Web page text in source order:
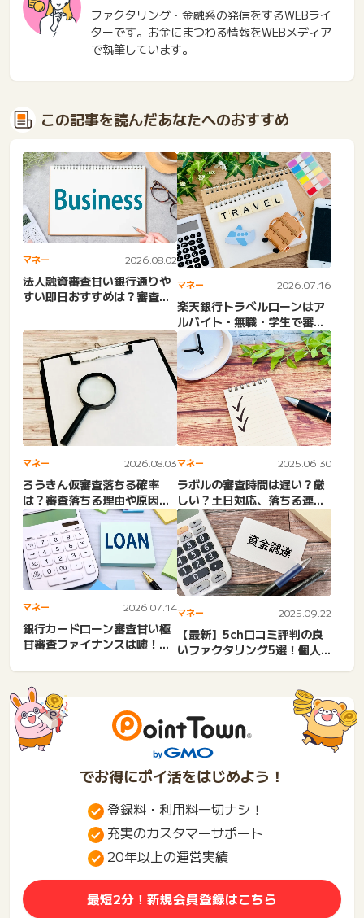
ファクタリング・金融系の発信をするWEBライ
ターです。お金にまつわる情報をWEBメディア
で執筆しています。
この記事を読んだあなたへのおすすめ
マネー 2026.08.02
法人融資審査甘い銀行通りや
すい即日おすすめは？審査基
借...
マネー 2026.07.16
楽天銀行トラベルローンはア
ルバイト・無職・学生で審査
なし？金利・審査基準。審
査...
マネー 2026.08.03
ろうきん仮審査落ちる確率
は？審査落ちる理由や原因。
フリーローンの本審査は甘
い？...
マネー 2025.06.30
ラボルの審査時間は遅い？厳
しい？土日対応、落ちる連
絡、口コミ、審査通過率まで
完...
マネー 2026.07.14
銀行カードローン審査甘い極
甘審査ファイナンスは嘘！審
り...
マネー 2025.09.22
【最新】5ch口コミ評判の良
いファクタリング5選！個人
でお得にポイ活をはじめよう！
登録料・利用料一切ナシ！
充実のカスタマーサポート
20年以上の運営実績
最短2分！新規会員登録はこちら